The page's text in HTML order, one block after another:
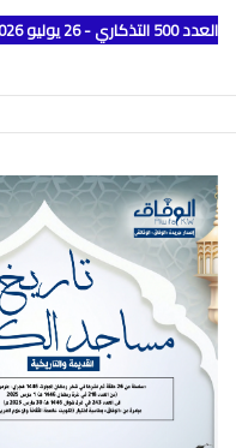
العدد 500 التذكاري - 26 يوليو 2026 - السنة الثالثة